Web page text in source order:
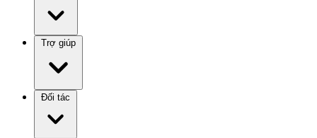
Trợ giúp
Đối tác